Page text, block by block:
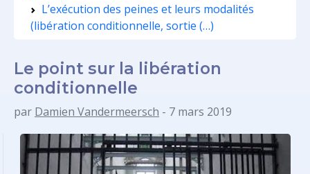
L’exécution des peines et leurs modalités
(libération conditionnelle, sortie (…)
Le point sur la libération
conditionnelle
par Damien Vandermeersch - 7 mars 2019